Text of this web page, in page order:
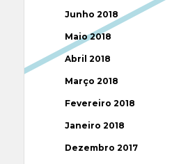
Junho 2018
Maio 2018
Abril 2018
Março 2018
Fevereiro 2018
Janeiro 2018
Dezembro 2017